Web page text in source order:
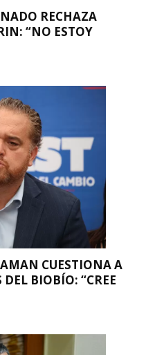
RECHAZA
“NO ESTOY
CUESTIONA A
BIOBÍO: “CREE